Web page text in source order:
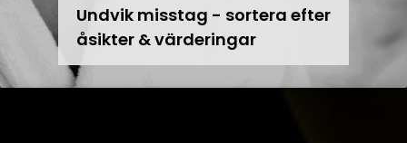
Undvik misstag - sortera efter
åsikter & värderingar